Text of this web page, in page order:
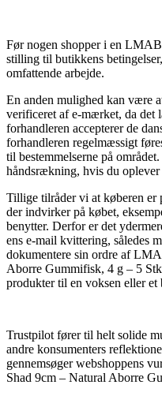
Før nogen shopper i en
stilling til butikkens
omfattende arbejde.
En anden mulighed kan være
verificeret af e-mærket, da det
forhandleren accepterer de
forhandleren regelmæssigt
til bestemmelserne på
håndsrækning, hvis du
Tillige tilråder vi at køberen er
der indvirker på købet,
benytter. Derfor er det
ens e-mail kvittering, således
dokumentere sin ordre af
Aborre Gummifisk, 4 g – 5
produkter til en voksen eller et
Trustpilot fører til helt solide
andre konsumenters
gennemsøger webshoppens
Shad 9cm – Natural Aborre